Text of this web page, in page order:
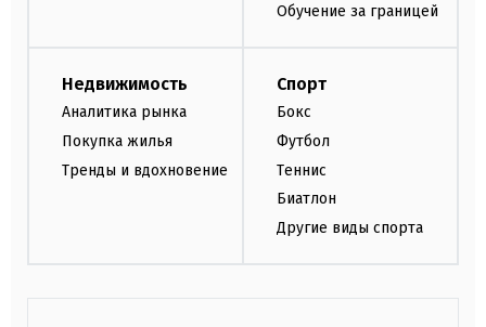
Обучение за границей
Недвижимость
Аналитика рынка
Покупка жилья
Тренды и вдохновение
Спорт
Бокс
Футбол
Теннис
Биатлон
Другие виды спорта